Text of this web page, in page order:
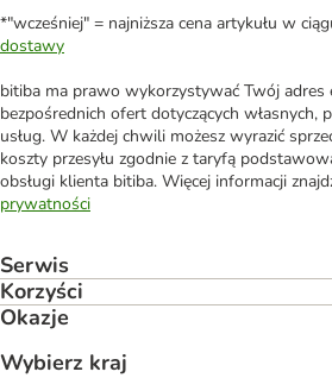
*"wcześniej" = najniższa cena artykułu w
dostawy
bitiba ma prawo wykorzystywać Twój adres
bezpośrednich ofert dotyczących
usług. W każdej chwili możesz wyrazić
koszty przesyłu zgodnie z taryfą
obsługi klienta bitiba. Więcej informacji
prywatności
Serwis
Korzyści
Okazje
Wybierz kraj